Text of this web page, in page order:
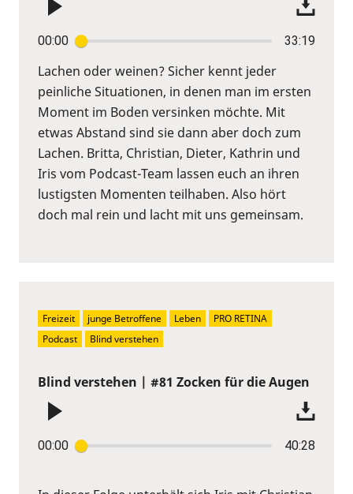
00:00 33:19
Lachen oder weinen? Sicher kennt jeder
peinliche Situationen, in denen man im ersten
Moment im Boden versinken möchte. Mit
etwas Abstand sind sie dann aber doch zum
Lachen. Britta, Christian, Dieter, Kathrin und
Iris vom Podcast-Team lassen euch an ihren
lustigsten Momenten teilhaben. Also hört
doch mal rein und lacht mit uns gemeinsam.
Blind verstehen | #81 Zocken für die Augen
00:00 40:28
Freizeit junge Betroffene Leben
PRO RETINA
Podcast
Blind verstehen